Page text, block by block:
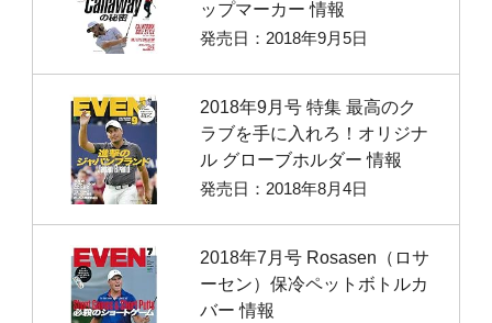
ップマーカー 情報
発売日：2018年9月5日
2018年9月号 特集 最高のク
ラブを手に入れろ！オリジナ
ル グローブホルダー 情報
発売日：2018年8月4日
2018年7月号 Rosasen（ロサ
ーセン）保冷ペットボトルカ
バー 情報